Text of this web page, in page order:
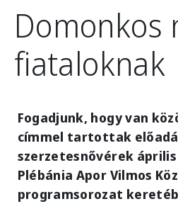
Domonkos
fiataloknak
Fogadjunk, hogy van
címmel tartottak
szerzetesnővérek
Plébánia Apor Vilmos
programsorozat